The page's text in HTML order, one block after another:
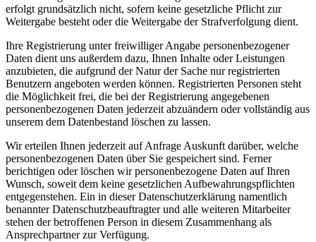
erfolgt grundsätzlich nicht, sofern keine gesetzliche Pflicht zur
Weitergabe besteht oder die Weitergabe der Strafverfolgung dient.
Ihre Registrierung unter freiwilliger Angabe personenbezogener
Daten dient uns außerdem dazu, Ihnen Inhalte oder Leistungen
anzubieten, die aufgrund der Natur der Sache nur registrierten
Benutzern angeboten werden können. Registrierten Personen steht
die Möglichkeit frei, die bei der Registrierung angegebenen
personenbezogenen Daten jederzeit abzuändern oder vollständig aus
unserem dem Datenbestand löschen zu lassen.
Wir erteilen Ihnen jederzeit auf Anfrage Auskunft darüber, welche
personenbezogenen Daten über Sie gespeichert sind. Ferner
berichtigen oder löschen wir personenbezogene Daten auf Ihren
Wunsch, soweit dem keine gesetzlichen Aufbewahrungspflichten
entgegenstehen. Ein in dieser Datenschutzerklärung namentlich
benannter Datenschutzbeauftragter und alle weiteren Mitarbeiter
stehen der betroffenen Person in diesem Zusammenhang als
Ansprechpartner zur Verfügung.